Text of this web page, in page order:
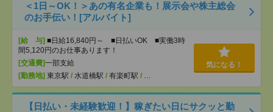
＜1日～OK！＞あの有名企業も！展示会や株主総会
のお手伝い！[アルバイト]
[給 与] ■日給16,840円～ ■日払いOK ■実働3時
間5,120円のお仕事あります！
[交通費]一部支給
[勤務地] 東京駅 / 水道橋駅 / 有楽町駅 / …
気になる！
【日払い・未経験歓迎！】稼ぎたい日にサクッと勤